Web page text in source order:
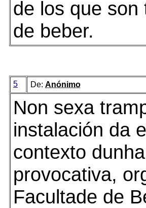
de los que son
de beber.
5 De: Anónimo
Non sexa
instalación da
contexto
provocativa,
Facultade de